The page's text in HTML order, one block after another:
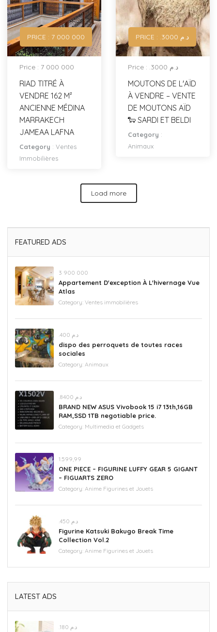
PRICE : 7 000 000
Price : 7 000 000
RIAD TITRÉ À
VENDRE 162 M²
ANCIENNE MÉDINA
MARRAKECH
JAMEAA LAFNA
Category : Ventes
Immobilières
PRICE : .د.م 3000
Price : .د.م 3000
MOUTONS DE L'AÏD
À VENDRE – VENTE
DE MOUTONS AÏD
🐑 SARDI ET BELDI
Category :
Animaux
Load more
FEATURED ADS
3 900 000
Appartement D'exception À L'hivernage Vue
Atlas
Category: Ventes immobilières
.د.م 400
dispo des perroquets de toutes races
sociales
Category: Animaux
.د.م 8400
BRAND NEW ASUS Vivobook 15 i7 13th,16GB
RAM,SSD 1TB negotiable price.
Category: Multimedia et Gadgets
1.599,99
ONE PIECE – FIGURINE LUFFY GEAR 5 GIGANT
– FIGUARTS ZERO
Category: Anime Figurines et Jouets
.د.م 450
Figurine Katsuki Bakugo Break Time
Collection Vol.2
Category: Anime Figurines et Jouets
LATEST ADS
.د.م 180